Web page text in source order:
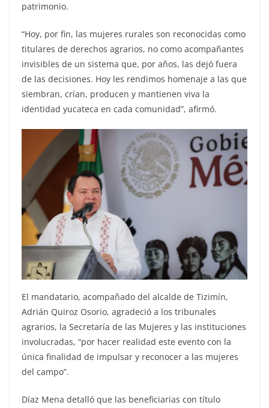
patrimonio.
“Hoy, por fin, las mujeres rurales son reconocidas como
titulares de derechos agrarios, no como acompañantes
invisibles de un sistema que, por años, las dejó fuera
de las decisiones. Hoy les rendimos homenaje a las que
siembran, crían, producen y mantienen viva la
identidad yucateca en cada comunidad”, afirmó.
El mandatario, acompañado del alcalde de Tizimín,
Adrián Quiroz Osorio, agradeció a los tribunales
agrarios, la Secretaría de las Mujeres y las instituciones
involucradas, “por hacer realidad este evento con la
única finalidad de impulsar y reconocer a las mujeres
del campo”.
Díaz Mena detalló que las beneficiarias con título